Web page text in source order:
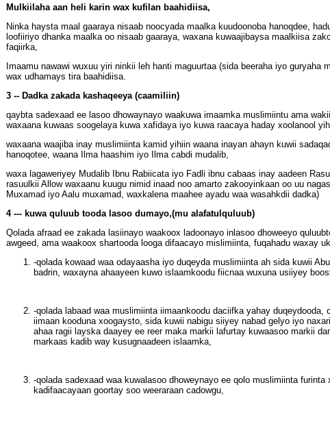
Mulkiilaha aan heli karin wax kufilan baahidiisa,
Ninka haysta maal gaaraya nisaab noocyada maalka kuudoonoba hanoqdee,
loofiiriyo dhanka maalka oo nisaab gaaraya, waxana kuwaajibaysa maalkiisa
faqiirka,
Imaamu nawawi wuxuu yiri ninkii leh hanti maguurtaa (sida beeraha iyo
wax udhamays tira baahidiisa.
3 -- Dadka zakada kashaqeeya (caamiliin)
qaybta sadexaad ee lasoo dhowaynayo waakuwa imaamka muslimiintu ama
waxaana kuwaas soogelaya kuwa xafidaya iyo kuwa raacaya haday xoolanool
waxaana waajiba inay muslimiinta kamid yihiin waana inayan ahayn kuwii
hanoqotee, waana Ilma haashim iyo Ilma cabdi mudalib,
waxa lagaweriyey Mudalib Ibnu Rabiicata iyo Fadli ibnu cabaas inay aadeen
rasuulkii Allow waxaanu kuugu nimid inaad noo amarto zakooyinkaan oo uu
Muxamad iyo Aalu muxamad, waxkalena maahee ayadu waa wasahkdii dadka)
4 --- kuwa quluub tooda lasoo dumayo,(mu alafatulquluub)
Qolada afraad ee zakada lasiinayo waakoox ladoonayo inlasoo dhoweeyo
awgeed, ama waakoox shartooda looga difaacayo mislimiinta, fuqahadu waxay
-qolada kowaad waa odayaasha iyo duqeyda muslimiinta ah sida kuwii
badrin, waxayna ahaayeen kuwo islaamkoodu fiicnaa wuxuna usiiyey
-qolada labaad waa muslimiinta iimaankoodu daciifka yahay
iimaan kooduna xoogaysto, sida kuwii nabigu siiyey nabad gelyo iyo
ahaa ragii layska daayey ee reer maka markii lafurtay kuwaasoo markii
markaas kadib way kusugnaadeen islaamka,
-qolada sadexaad waa kuwalasoo dhoweynayo ee qolo muslimiinta
kadifaacayaan goortay soo weeraraan cadowgu,